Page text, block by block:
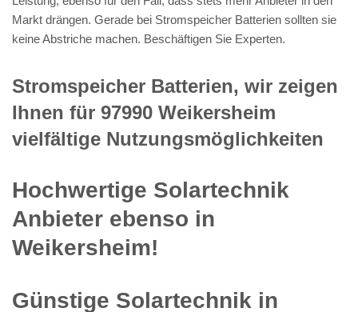
Markt drängen. Gerade bei Stromspeicher Batterien sollten sie
keine Abstriche machen. Beschäftigen Sie Experten.
Stromspeicher Batterien, wir zeigen
Ihnen für 97990 Weikersheim
vielfältige Nutzungsmöglichkeiten
Hochwertige Solartechnik
Anbieter ebenso in
Weikersheim!
Günstige Solartechnik in